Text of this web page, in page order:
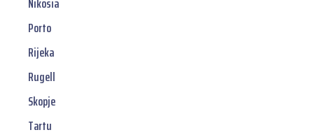
Porto
Rijeka
Rugell
Skopje
Tartu